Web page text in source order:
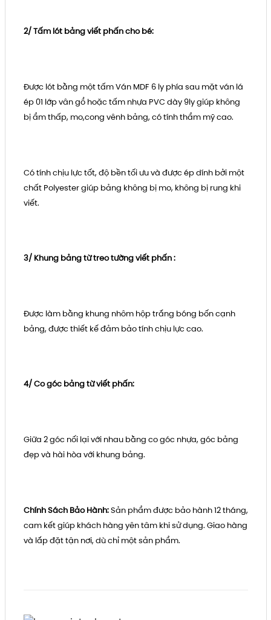
2/ Tấm lót bảng viết phấn cho bé:
Được lót bằng một tấm Ván MDF 6 ly phía sau mặt ván lá
ép 01 lớp vân gổ hoặc tấm nhựa PVC dày 9ly giúp không
bị ẩm thấp, mo,cong vênh bảng, có tính thẩm mỹ cao.
Có tính chịu lực tốt, độ bền tối ưu và được ép dính bởi một
chất Polyester giúp bảng không bị mo, không bị rung khi
viết.
3/ Khung bảng từ treo tường viết phấn :
Được làm bằng khung nhôm hộp trắng bóng bốn cạnh
bảng, được thiết kế đảm bảo tính chịu lực cao.
4/ Co góc bảng từ viết phấn:
Giữa 2 góc nối lại với nhau bằng co góc nhựa, góc bảng
đẹp và hài hòa với khung bảng.
Chính Sách Bảo Hành:Sản phẩm được bảo hành 12 tháng,
cam kết giúp khách hàng yên tâm khi sử dụng. Giao hàng
và lắp đặt tận nơi, dù chỉ một sản phẩm.